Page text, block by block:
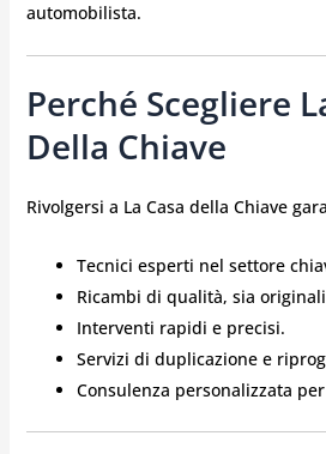
automobilista.
Perché Scegliere
Della Chiave
Rivolgersi a La Casa della Chiave
Tecnici esperti nel settore
Ricambi di qualità, sia
Interventi rapidi e precisi.
Servizi di duplicazione e
Consulenza personalizzata